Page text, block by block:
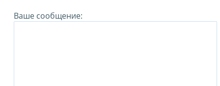
Ваше сообщение: